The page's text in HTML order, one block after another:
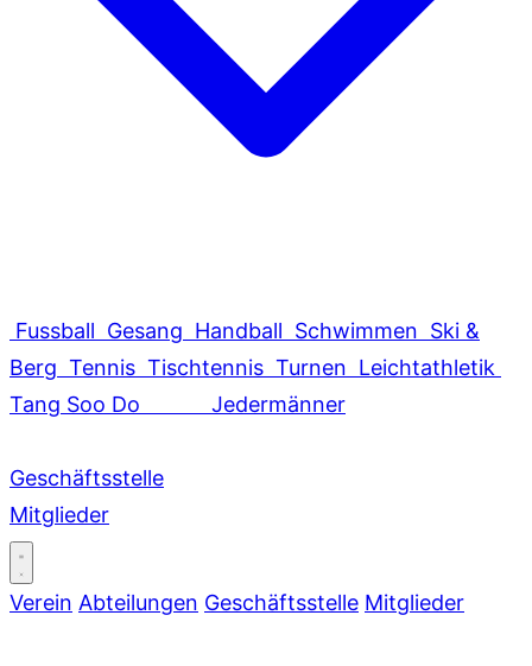
Fussball Gesang Handball Schwimmen Ski &
Berg Tennis Tischtennis Turnen Leichtathletik
Tang Soo Do
Jedermänner
Geschäftsstelle
Mitglieder
Verein Abteilungen Geschäftsstelle Mitglieder